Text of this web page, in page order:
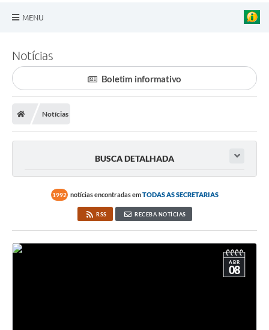
MENU
Poder Executivo
Transparência Pública
Notícias
Legislação
Cartas de Serviços
Notícias
Boletim informativo
Notícias
BUSCA DETALHADA
1992 notícias encontradas emTODAS AS SECRETARIAS
RSS RECEBA NOTÍCIAS
ABR
08